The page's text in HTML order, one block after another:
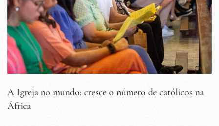
A Igreja no mundo: cresce o número de católicos na
África